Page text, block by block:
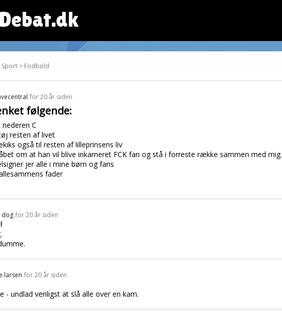
Sport > Fodbold
for 20 år siden
følgende:
C
resten af livet
også til resten af lilleprinsens liv
om at han vil blive inkarneret FCK fan og stå i forreste række sammen med mig.
jer alle i mine børn og fans
fader
dog for 20 år siden
for 20 år siden
- undlad venligst at slå alle over en kam.